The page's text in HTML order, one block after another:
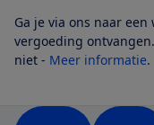
Ga je via ons naar
vergoeding
niet - Meer informatie.